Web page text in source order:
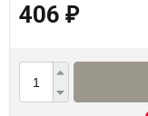
406 ₽